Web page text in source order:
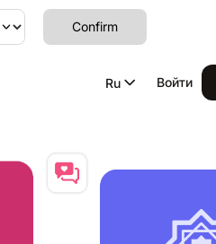
Confirm
Ru Войти